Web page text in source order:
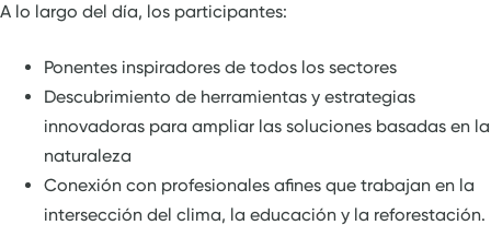
A lo largo del día, los participantes:
Ponentes inspiradores de todos los sectores
Descubrimiento de herramientas y estrategias
innovadoras para ampliar las soluciones basadas en la
naturaleza
Conexión con profesionales afines que trabajan en la
intersección del clima, la educación y la reforestación.